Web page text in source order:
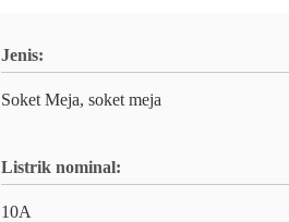
Jenis:
Soket Meja, soket meja
Listrik nominal:
10A